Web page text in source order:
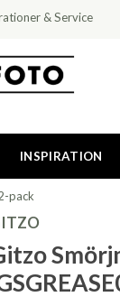
& Service
INSPIRATION
pack